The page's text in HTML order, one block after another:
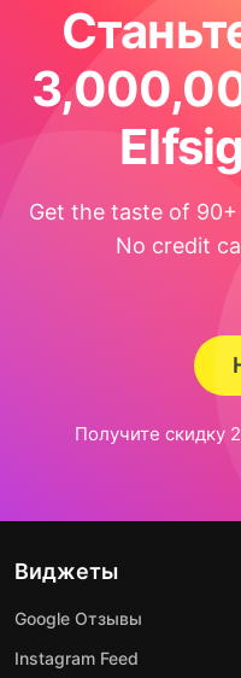
Get the taste of
No credit
Получите скидку
Виджеты
Google Отзывы
Instagram Feed